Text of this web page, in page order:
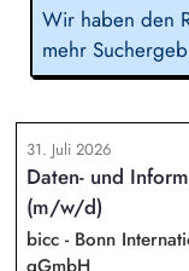
Wir haben den
mehr
31. Juli 2026
Daten- und
(m/w/d)
bicc - Bonn